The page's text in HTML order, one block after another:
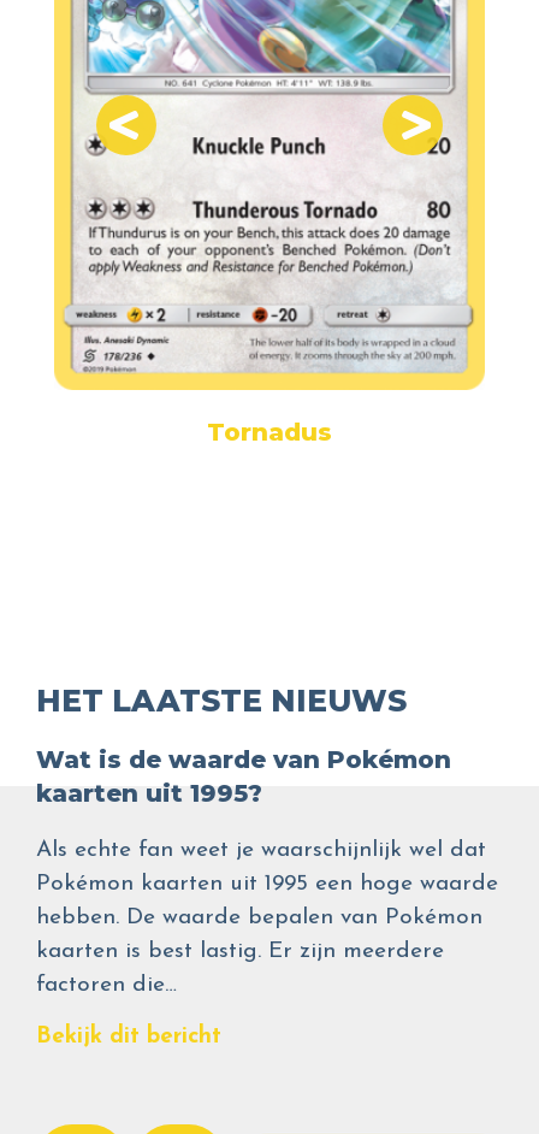
Tornadus
HET LAATSTE NIEUWS
Wat is de waarde van Pokémon
kaarten uit 1995?
Als echte fan weet je waarschijnlijk wel dat
Pokémon kaarten uit 1995 een hoge waarde
hebben. De waarde bepalen van Pokémon
kaarten is best lastig. Er zijn meerdere
factoren die…
Bekijk dit bericht